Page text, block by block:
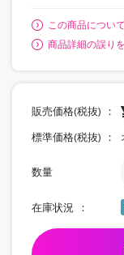
この商品につい
商品詳細の誤り
販売価格(税抜)
標準価格(税抜)
数量
在庫状況